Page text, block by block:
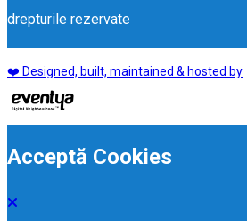
drepturile rezervate
❤️ Designed, built, maintained & hosted by
Acceptă Cookies